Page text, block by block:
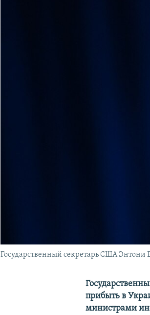
Государственный секретарь США Энтони
прибыть в
министрами